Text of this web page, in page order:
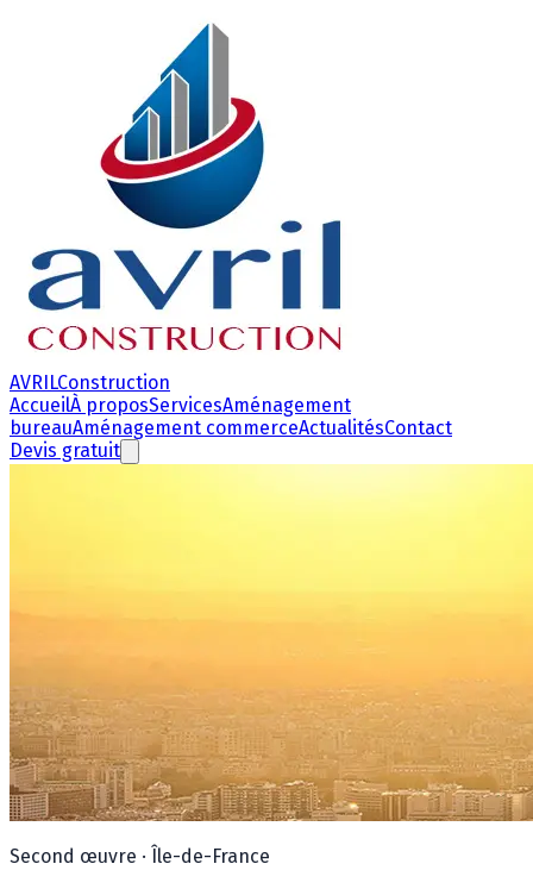
AVRILConstruction
AccueilÀ proposServicesAménagement
bureauAménagement commerceActualitésContact
Devis gratuit
Second œuvre · Île-de-France